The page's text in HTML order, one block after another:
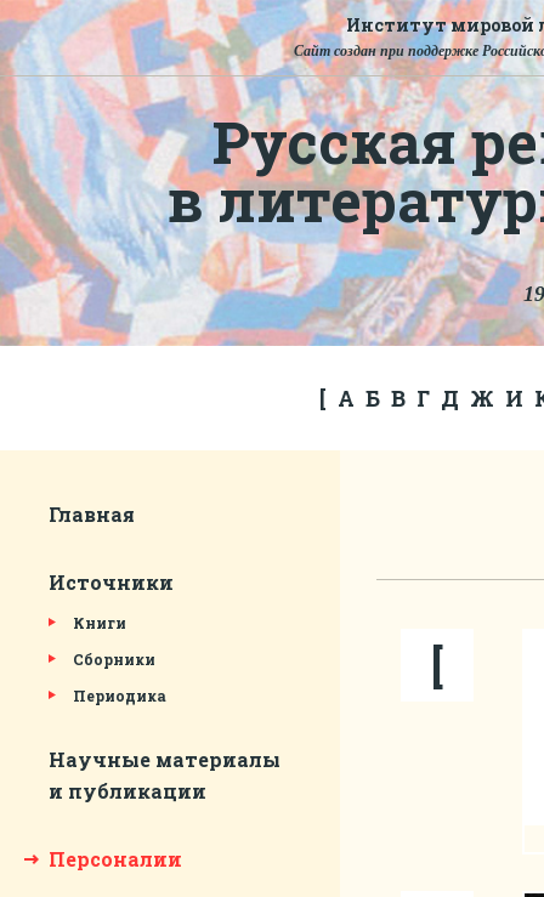
Институт мировой
Сайт создан при поддержке
Русская
в
Главная
Источники
Книги
Сборники
Периодика
Научные материалы
и публикации
Персоналии
[ А Б В Г Д Ж И
[